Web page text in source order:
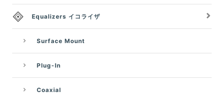
Equalizers イコライザ
Surface Mount
Plug-In
Coaxial